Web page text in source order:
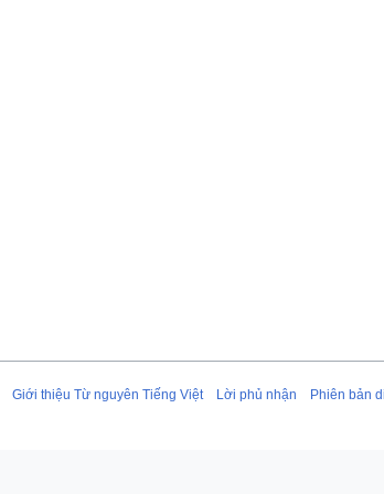
Giới thiệu Từ nguyên Tiếng Việt Lời phủ nhận Phiên bản